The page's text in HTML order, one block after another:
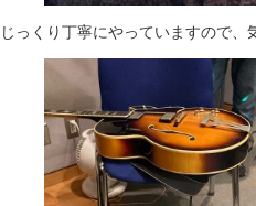
じっくり丁寧にやっていますので、